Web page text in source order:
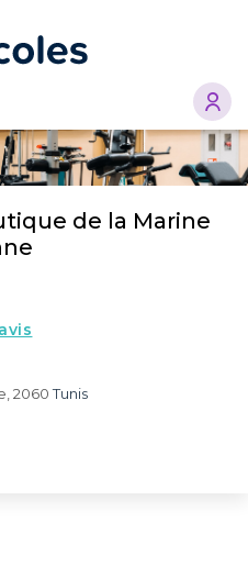
de la Marine
2060Tunis